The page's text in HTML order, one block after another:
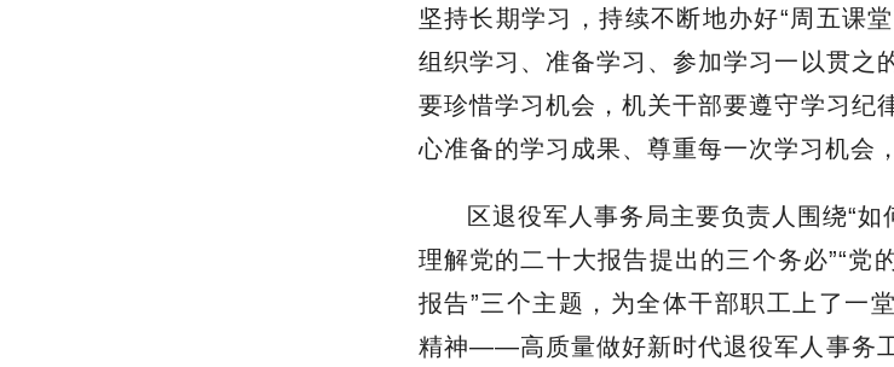
坚持长期学习，持续不断地办好“周五课
组织学习、准备学习、参加学习一以贯之
要珍惜学习机会，机关干部要遵守学习纪
心准备的学习成果、尊重每一次学习机会
区退役军人事务局主要负责人围绕“如
理解党的二十大报告提出的三个务必”“党
报告”三个主题，为全体干部职工上了一
精神——高质量做好新时代退役军人事务